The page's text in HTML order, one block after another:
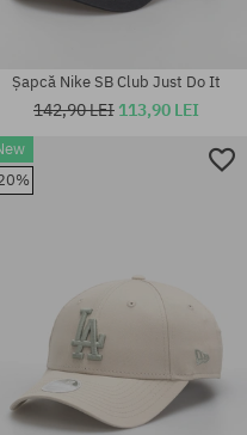
Șapcă Nike SB Club Just Do It
142,90 LEI 113,90 LEI